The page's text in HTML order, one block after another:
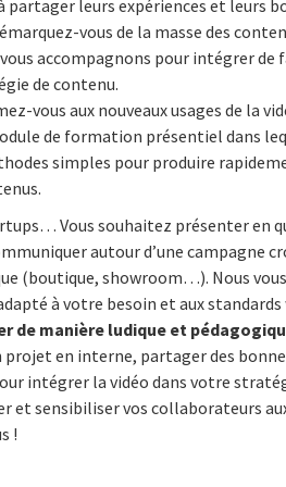
partager leurs expériences et leurs
vous de la masse des
accompagnons pour intégrer de
de contenu.
vous aux nouveaux usages de la
de formation présentiel dans
simples pour produire
Vous souhaitez présenter en
autour d’une campagne
(boutique, showroom…). Nous
à votre besoin et aux standards
de manière ludique et
en interne, partager des
intégrer la vidéo dans votre
et sensibiliser vos collaborateurs
!